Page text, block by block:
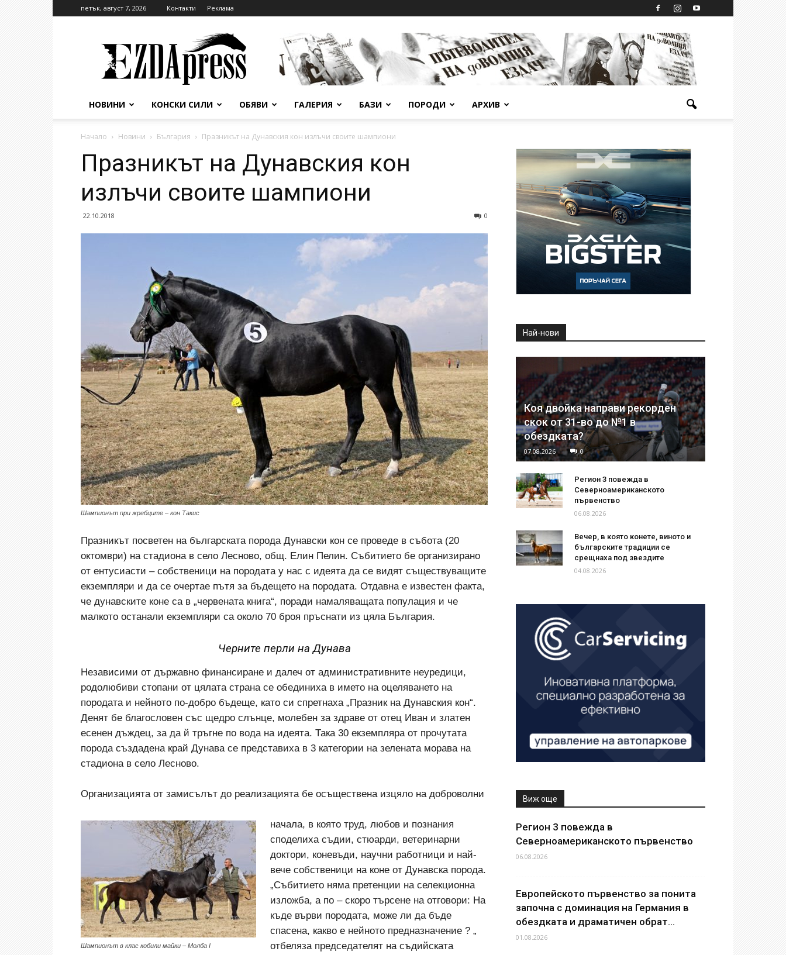
петък, август 7, 2026 Контакти Реклама
НОВИНИ КОНСКИ СИЛИ ОБЯВИ ГАЛЕРИЯ БАЗИ ПОРОДИ АРХИВ
Начало Новини България Празникът на Дунавския кон излъчи своите шампиони
Празникът на Дунавския кон
излъчи своите шампиони
22.10.2018 0
Шампионът при жребците – кон Такис
Празникът посветен на българската порода Дунавски кон се проведе в събота (20
октомври) на стадиона в село Лесново, общ. Елин Пелин. Събитието бе организирано
от ентусиасти – собственици на породата у нас с идеята да се видят съществуващите
екземпляри и да се очертае пътя за бъдещето на породата. Отдавна е известен факта,
че дунавските коне са в „червената книга“, поради намаляващата популация и че
малкото останали екземпляри са около 70 броя пръснати из цяла България.
Черните перли на Дунава
Независими от държавно финансиране и далеч от административните неуредици,
родолюбиви стопани от цялата страна се обединиха в името на оцеляването на
породата и нейното по-добро бъдеще, като си спретнаха „Празник на Дунавския кон“.
Денят бе благословен със щедро слънце, молебен за здраве от отец Иван и златен
есенен дъждец, за да й тръгне по вода на идеята. Така 30 екземпляра от прочутата
порода създадена край Дунава се представиха в 3 категории на зелената морава на
стадиона в село Лесново.
Организацията от замисълът до реализацията бе осъществена изцяло на доброволни
Шампионът в клас кобили майки – Молба I
начала, в която труд, любов и познания
споделиха съдии, стюарди, ветеринарни
доктори, коневъди, научни работници и най-
вече собственици на коне от Дунавска порода.
„Събитието няма претенции на селекционна
изложба, а по – скоро търсене на отговори: На
къде върви породата, може ли да бъде
спасена, какво е нейното предназначение ? „
отбеляза председателят на съдийската
Най-нови
Коя двойка направи рекорден
скок от 31-во до №1 в
обездката?
07.08.2026 0
Регион 3 повежда в
Северноамериканското
първенство
06.08.2026
Вечер, в която конете, виното и
българските традиции се
срещнаха под звездите
04.08.2026
Виж още
Регион 3 повежда в
Северноамериканското първенство
06.08.2026
Европейското първенство за понита
започна с доминация на Германия в
обездката и драматичен обрат...
01.08.2026